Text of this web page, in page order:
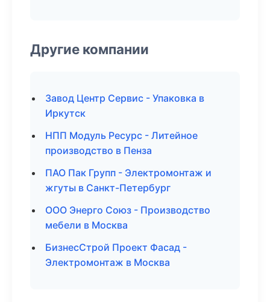
Другие компании
Завод Центр Сервис - Упаковка в
Иркутск
НПП Модуль Ресурс - Литейное
производство в Пенза
ПАО Пак Групп - Электромонтаж и
жгуты в Санкт-Петербург
ООО Энерго Союз - Производство
мебели в Москва
БизнесСтрой Проект Фасад -
Электромонтаж в Москва